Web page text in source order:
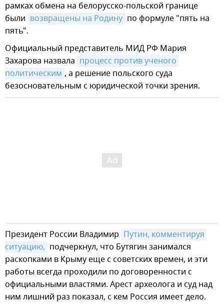
рамках обмена на белорусско-польской границе
были возвращены на Родину по формуле "пять на
пять".
Официальный представитель МИД РФ Мария
Захарова назвала процесс против ученого
политическим , а решение польского суда
безосновательным с юридической точки зрения.
Президент России Владимир Путин, комментируя
ситуацию, подчеркнул, что Бутягин занимался
раскопками в Крыму еще с советских времен, и эти
работы всегда проходили по договоренности с
официальными властями. Арест археолога и суд над
ним лишний раз показал, с кем Россия имеет дело.